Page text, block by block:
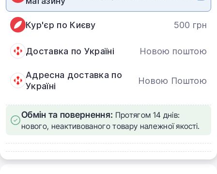
Кур'єр по Києву 500 грн
Доставка по Україні Новою поштою
Адресна доставка по
Україні
Новою Поштою
Обмін та повернення: Протягом 14 днів:
нового, неактивованого товару належної якості.